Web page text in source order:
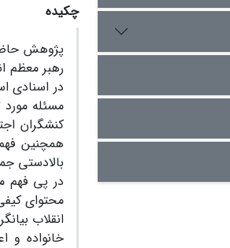
چکیده
پژوهش
رهبر معظم
در اسنادی
مسئله
کنشگران
همچنین
بالادستی
در پی فهم
محتوای
انقلاب
خانواده و